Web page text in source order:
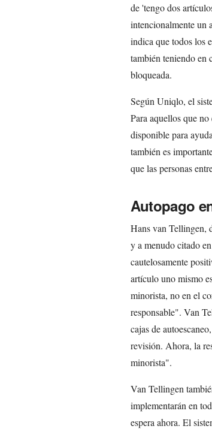
de 'tengo dos
intencionalmente un
indica que todos los
también teniendo en
bloqueada.
Según Uniqlo, el
Para aquellos que
disponible para
también es
que las personas
Autopago
Hans van Tellingen,
y a menudo citado
cautelosamente
artículo uno mismo
minorista, no en el
responsable". Van
cajas de
revisión. Ahora, la
minorista".
Van Tellingen
implementarán en
espera ahora. El